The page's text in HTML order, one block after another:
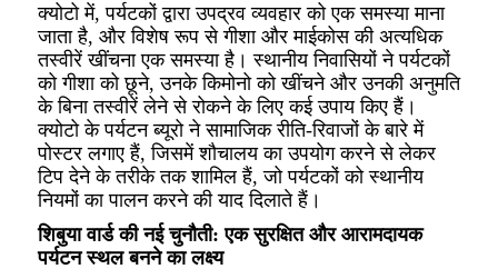
क्योटो में, पर्यटकों द्वारा उपद्रव व्यवहार को एक समस्या माना
जाता है, और विशेष रूप से गीशा और माईकोस की अत्यधिक
तस्वीरें खींचना एक समस्या है। स्थानीय निवासियों ने पर्यटकों
को गीशा को छूने, उनके किमोनो को खींचने और उनकी अनुमति
के बिना तस्वीरें लेने से रोकने के लिए कई उपाय किए हैं।
क्योटो के पर्यटन ब्यूरो ने सामाजिक रीति-रिवाजों के बारे में
पोस्टर लगाए हैं, जिसमें शौचालय का उपयोग करने से लेकर
टिप देने के तरीके तक शामिल हैं, जो पर्यटकों को स्थानीय
नियमों का पालन करने की याद दिलाते हैं।
शिबुया वार्ड की नई चुनौती: एक सुरक्षित और आरामदायक
पर्यटन स्थल बनने का लक्ष्य